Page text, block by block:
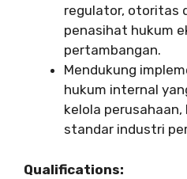
regulator, otoritas
penasihat hukum
pertambangan.
Mendukung
hukum internal
kelola
standar industri
Qualifications: